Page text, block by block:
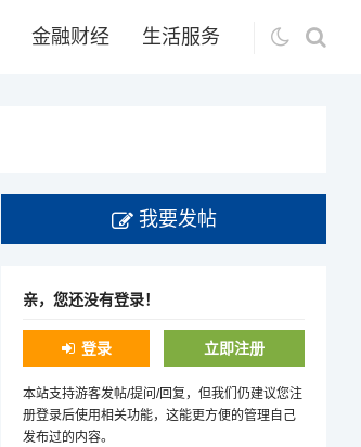
金融财经 生活服务
我要发帖
亲，您还没有登录！
登录 立即注册
本站支持游客发帖/提问/回复，但我们仍建议您注
册登录后使用相关功能，这能更方便的管理自己
发布过的内容。